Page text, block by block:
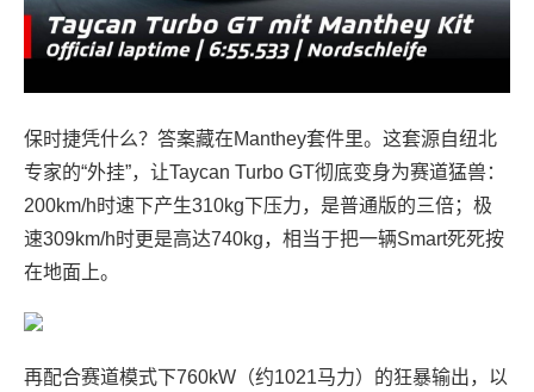
保时捷凭什么？答案藏在Manthey套件里。这套源自纽北
专家的“外挂”，让Taycan Turbo GT彻底变身为赛道猛兽：
200km/h时速下产生310kg下压力，是普通版的三倍；极
速309km/h时更是高达740kg，相当于把一辆Smart死死按
在地面上。
再配合赛道模式下760kW（约1021马力）的狂暴输出，以